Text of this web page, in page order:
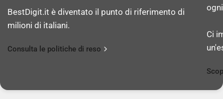
Modello coprocessore: Neural Engine
BestDigit.it è diventato il punto di riferimento di
milioni di italiani.
Consulta le politiche di reso
Ci